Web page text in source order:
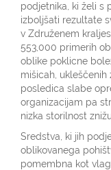
podjetnika, ki želi s
izboljšati rezultate
v Združenem
553,000 primerih
oblike poklicne
mišicah,
posledica slabe
organizacijam pa
nizka storilnost
Sredstva, ki jih
oblikovanega
pomembna kot